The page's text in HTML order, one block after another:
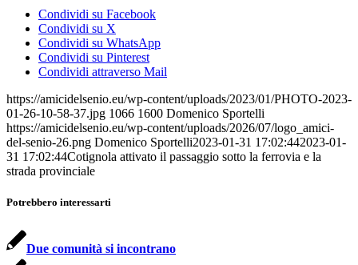
Condividi su Facebook
Condividi su X
Condividi su WhatsApp
Condividi su Pinterest
Condividi attraverso Mail
https://amicidelsenio.eu/wp-content/uploads/2023/01/PHOTO-2023-
01-26-10-58-37.jpg 1066 1600 Domenico Sportelli
https://amicidelsenio.eu/wp-content/uploads/2026/07/logo_amici-
del-senio-26.png Domenico Sportelli2023-01-31 17:02:442023-01-
31 17:02:44Cotignola attivato il passaggio sotto la ferrovia e la
strada provinciale
Potrebbero interessarti
Due comunità si incontrano